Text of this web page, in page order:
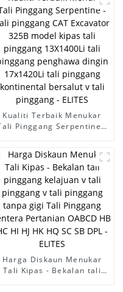
pinggang alternator tali
pinggang penghantaran
EPDM kualiti asal tali
pinggang RAMELMAN
6PK1663/6PK1660 - ELITES
Kualiti Terbaik Menukar
Pinggang Serpentine -
kipas tali pinggang
13X1400Li tali pinggang
penghawa dingin 17x1420Li
tali pinggang kontinental
bersalut v tali pinggang -
ELITES
Harga Diskaun Menukar
Tali Kipas - Bekalan tali